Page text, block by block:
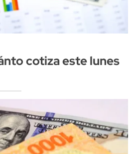
cotiza este lunes